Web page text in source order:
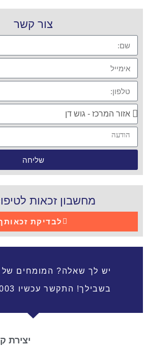
צור קשר
שליחה
מחשבון זכאות
לבדיקת
יש לך שאלה? המומחים של
בשבילך! התקשר עכשיו 077-237-0003
יצירת